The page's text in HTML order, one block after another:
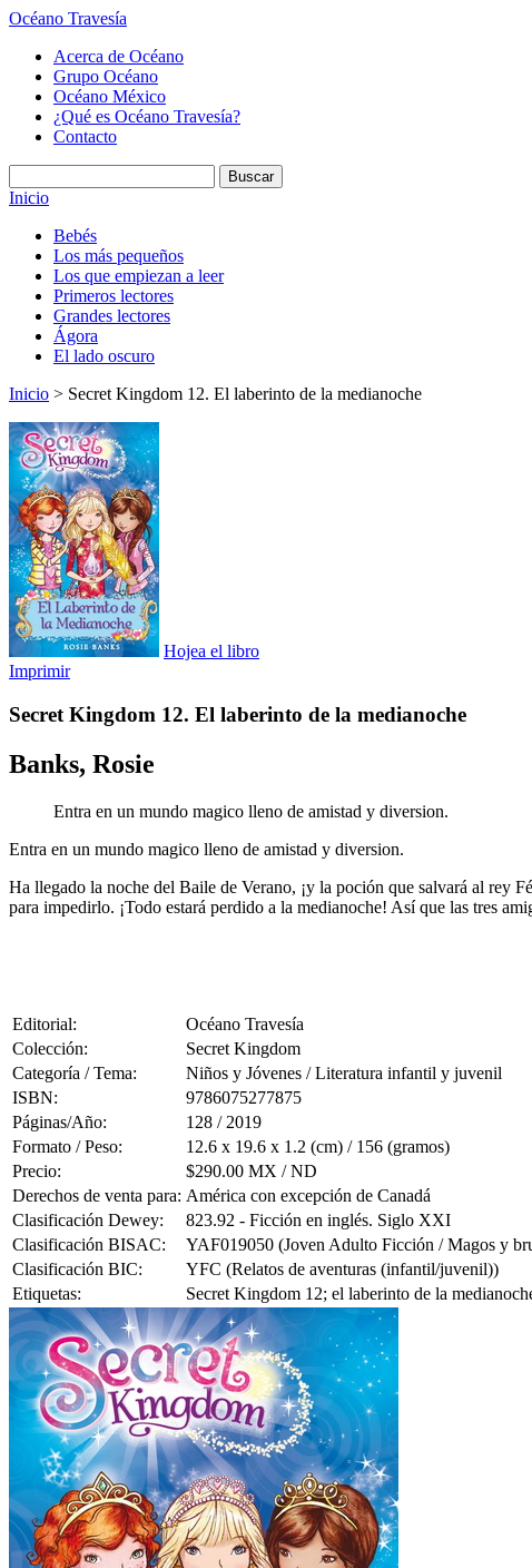
Océano Travesía
Acerca de Océano
Grupo Océano
Océano México
¿Qué es Océano Travesía?
Contacto
Inicio
Bebés
Los más pequeños
Los que empiezan a leer
Primeros lectores
Grandes lectores
Ágora
El lado oscuro
Inicio > Secret Kingdom 12. El laberinto de la medianoche
Hojea el libro
Imprimir
Secret Kingdom 12. El laberinto de la medianoche
Banks, Rosie
Entra en un mundo magico lleno de amistad y diversion.
Entra en un mundo magico lleno de amistad y diversion.
Ha llegado la noche del Baile de Verano, ¡y la poción que salvará al rey
para impedirlo. ¡Todo estará perdido a la medianoche! Así que las tres
Editorial:
Océano Travesía
Colección:
Secret Kingdom
Categoría / Tema:
Niños y Jóvenes / Literatura infantil y juvenil
ISBN:
9786075277875
Páginas/Año:
128 / 2019
Formato / Peso:
12.6 x 19.6 x 1.2 (cm) / 156 (gramos)
Precio:
$290.00 MX / ND
Derechos de venta para: América con excepción de Canadá
Clasificación Dewey:
823.92 - Ficción en inglés. Siglo XXI
Clasificación BISAC:
YAF019050 (Joven Adulto Ficción / Magos y
Clasificación BIC:
YFC (Relatos de aventuras (infantil/juvenil))
Etiquetas:
Secret Kingdom 12; el laberinto de la